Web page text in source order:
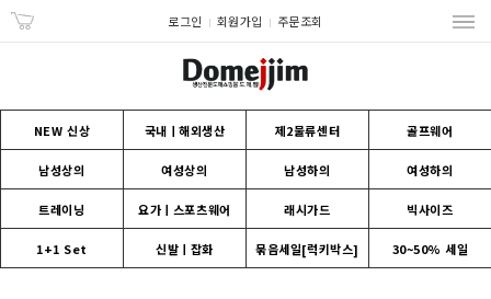
로그인 회원가입 주문조회
NEW 신상 국내ㅣ해외생산 제2물류센터 골프웨어
남성상의 여성상의 남성하의 여성하의
트레이닝 요가ㅣ스포츠웨어 래시가드 빅사이즈
1+1 Set 신발ㅣ잡화 묶음세일[럭키박스] 30~50% 세일